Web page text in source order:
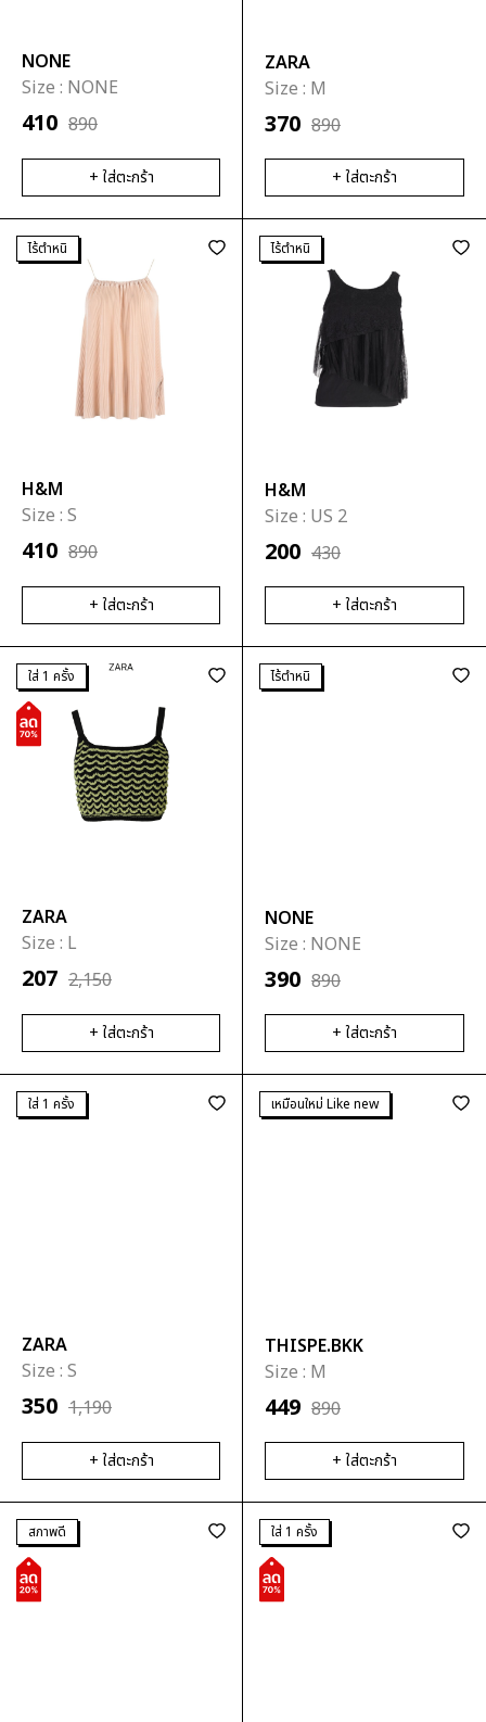
NONE
Size : NONE
410 890
+ ใส่ตะกร้า
ZARA
Size : M
370 890
+ ใส่ตะกร้า
ไร้ตำหนิ
H&M
Size : S
410 890
+ ใส่ตะกร้า
ไร้ตำหนิ
H&M
Size : US 2
200 430
+ ใส่ตะกร้า
ใส่ 1 ครั้ง
ZARA
Size : L
207 2,150
+ ใส่ตะกร้า
ไร้ตำหนิ
NONE
Size : NONE
390 890
+ ใส่ตะกร้า
ใส่ 1 ครั้ง
ZARA
Size : S
350 1,190
+ ใส่ตะกร้า
เหมือนใหม่ Like new
THISPE.BKK
Size : M
449 890
+ ใส่ตะกร้า
สภาพดี ใส่ 1 ครั้ง